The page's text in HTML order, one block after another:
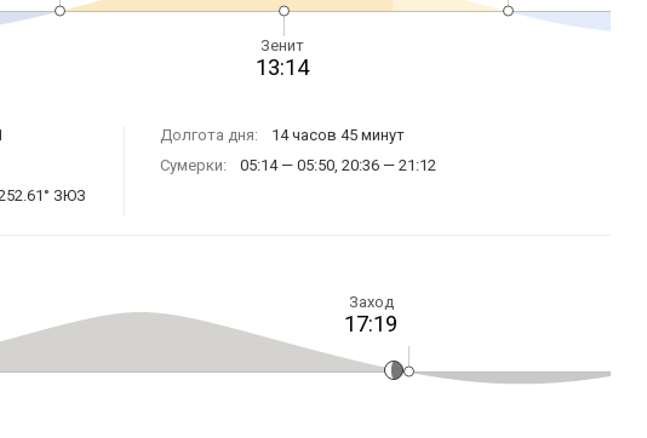
Зенит
13:14
ЗЮЗ
Долгота дня:
14 часов 45 минут
Сумерки:
05:14 — 05:50, 20:36 — 21:12
Заход
17:19